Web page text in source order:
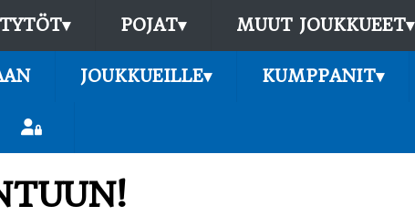
TYTÖT▾ POJAT▾ MUUT JOUKKUEET▾
JOUKKUEILLE▾ KUMPPANIT▾